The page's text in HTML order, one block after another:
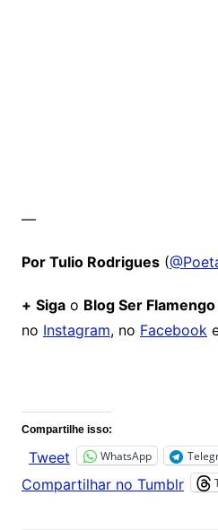
—
Por Tulio Rodrigues(
+ Sigao Blog Ser Flamengo
no Instagram, no Facebook
Compartilhe isso:
Tweet WhatsApp
Compartilhar no Tumblr